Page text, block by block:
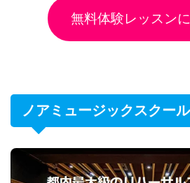
無料体験レッスン
ノアミュージックスクー